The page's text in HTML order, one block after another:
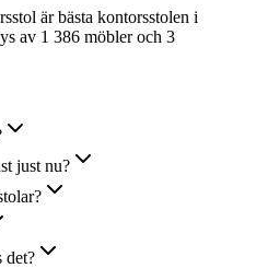
är bästa kontorsstolen i
av 1 386 möbler och 3
just nu?
det?